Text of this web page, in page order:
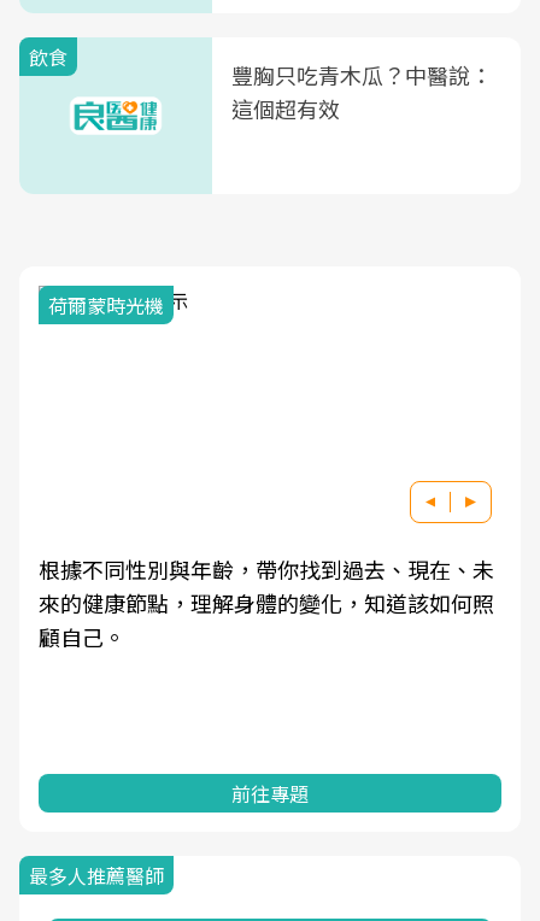
飲食
豐胸只吃青木瓜？中醫說：
這個超有效
荷爾蒙時光機
根據不同性別與年齡，帶你找到過去、現在、未
來的健康節點，理解身體的變化，知道該如何照
顧自己。
前往專題
最多人推薦醫師